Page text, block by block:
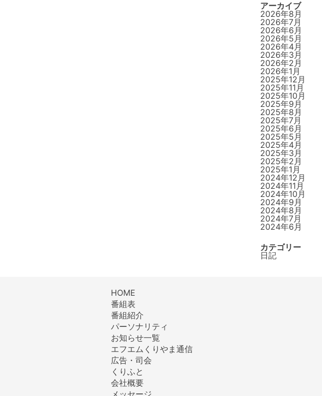
アーカイブ
2026年8月
2026年7月
2026年6月
2026年5月
2026年4月
2026年3月
2026年2月
2026年1月
2025年12月
2025年11月
2025年10月
2025年9月
2025年8月
2025年7月
2025年6月
2025年5月
2025年4月
2025年3月
2025年2月
2025年1月
2024年12月
2024年11月
2024年10月
2024年9月
2024年8月
2024年7月
2024年6月
カテゴリー
日記
HOME
番組表
番組紹介
パーソナリティ
お知らせ一覧
エフエムくりやま通信
広告・司会
くりふと
会社概要
メッセージ